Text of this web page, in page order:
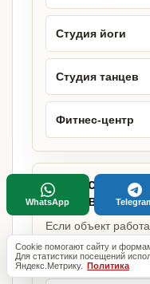
Студия йоги
Студия танцев
Фитнес-центр
Городские
направлению
Если объект
можно сразу
страницу.
Cookie помогают сайту и
Для статистики посещений
Яндекс.Метрику. Политика
WhatsApp